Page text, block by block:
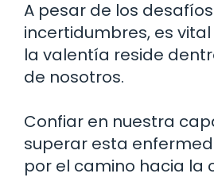
A pesar de los
incertidumbres, es
la valentía reside
de nosotros.
Confiar en nuestra
superar esta
por el camino hacia la